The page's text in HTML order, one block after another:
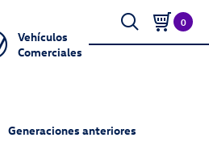
0
Vehículos
Comerciales
Generaciones anteriores